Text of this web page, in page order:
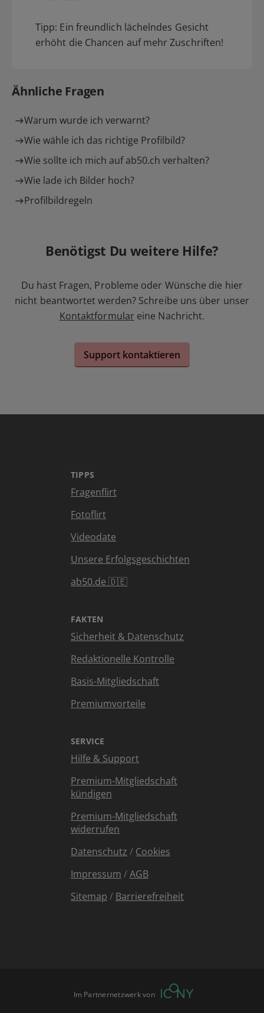
Tipp: Ein freundlich lächelndes Gesicht
erhöht die Chancen auf mehr Zuschriften!
Ähnliche Fragen
Warum wurde ich verwarnt?
Wie wähle ich das richtige Profilbild?
Wie sollte ich mich auf ab50.ch verhalten?
Wie lade ich Bilder hoch?
Profilbildregeln
Benötigst Du weitere Hilfe?
Du hast Fragen, Probleme oder Wünsche die hier
nicht beantwortet werden? Schreibe uns über unser
Kontaktformular eine Nachricht.
Support kontaktieren
TIPPS
Fragenflirt
Fotoflirt
Videodate
Unsere Erfolgsgeschichten
ab50.de 🇩🇪
FAKTEN
Sicherheit & Datenschutz
Redaktionelle Kontrolle
Basis-Mitgliedschaft
Premiumvorteile
SERVICE
Hilfe & Support
Premium-Mitgliedschaft
kündigen
Premium-Mitgliedschaft
widerrufen
Datenschutz / Cookies
Impressum /AGB
Sitemap / Barrierefreiheit
Im Partnernetzwerk von